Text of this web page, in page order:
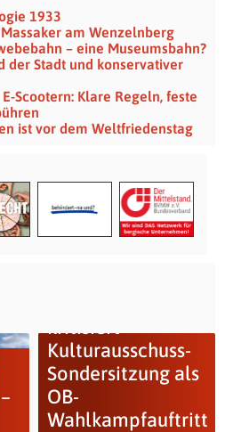
1933
am Wenzelnberg
– eine Museumsbahn?
der Stadt und konservativer
Scootern: Klare Regeln, feste
ist vor dem Weltfriedenstag
Kulturausschuss-
Sondersitzung als
OB-
Wahlkampfauftritt